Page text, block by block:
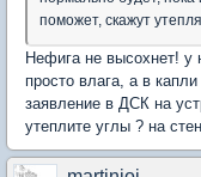
поможет, скажут
Нефига не высохнет! у
просто влага, а в
заявление в ДСК на
утеплите углы ? на